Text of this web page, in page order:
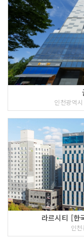
인천광역
라르시티 [
인